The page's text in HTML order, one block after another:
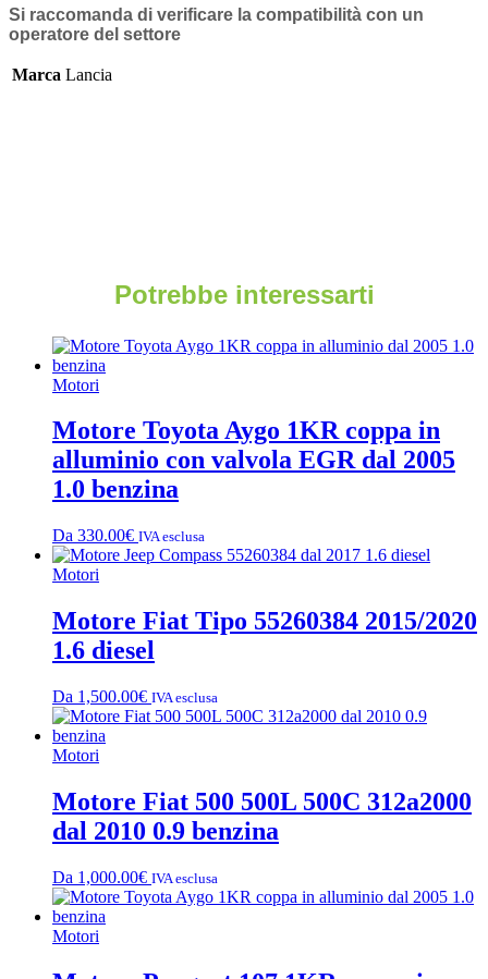
Si raccomanda di verificare la compatibilità con un
operatore del settore
Marca Lancia
Potrebbe interessarti
Motori
Motore Toyota Aygo 1KR coppa in
alluminio con valvola EGR dal 2005
1.0 benzina
Da 330.00€ IVA esclusa
Motori
Motore Fiat Tipo 55260384 2015/2020
1.6 diesel
Da 1,500.00€ IVA esclusa
Motori
Motore Fiat 500 500L 500C 312a2000
dal 2010 0.9 benzina
Da 1,000.00€ IVA esclusa
Motori